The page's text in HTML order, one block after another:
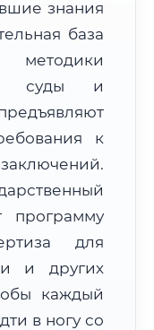
Дистанционно
ФИС ФРДО
знания
база
а суды и
к
программу
для
и других
каждый
в ногу со